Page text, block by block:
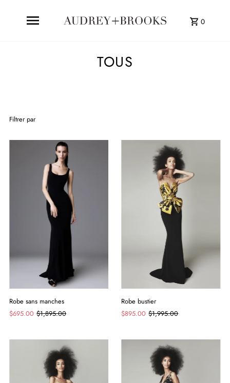
0
TOUS
Filtrer par
Robe sans manches
$695.00 $1,895.00
Robe bustier
$895.00 $1,995.00